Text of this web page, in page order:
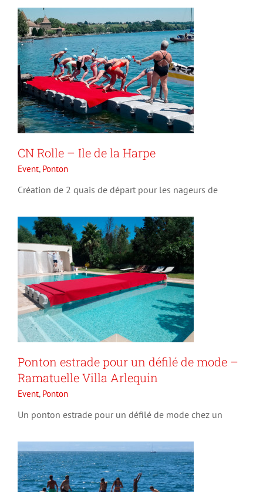
CN Rolle – Ile de la Harpe
Event, Ponton
Création de 2 quais de départ pour les nageurs de
de mode – Ramatuelle Villa
Ponton
Ponton estrade pour un défilé de mode –
Ramatuelle Villa Arlequin
Event, Ponton
Un ponton estrade pour un défilé de mode chez un
Vevey – Ponton Baignade